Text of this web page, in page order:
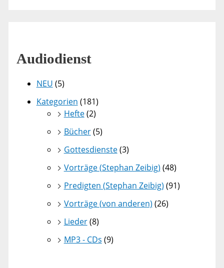
Audiodienst
NEU (5)
Kategorien (181)
Hefte(2)
Bücher(5)
Gottesdienste(3)
Vorträge (Stephan Zeibig) (48)
Predigten (Stephan Zeibig) (91)
Vorträge (von anderen) (26)
Lieder(8)
MP3 - CDs (9)